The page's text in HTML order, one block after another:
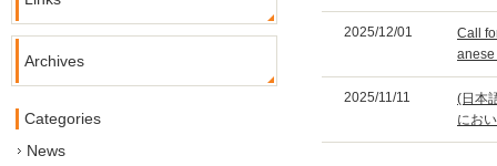
2025/12/01
Call
anese
2025/11/11
(日本
にお
Archives
Categories
News